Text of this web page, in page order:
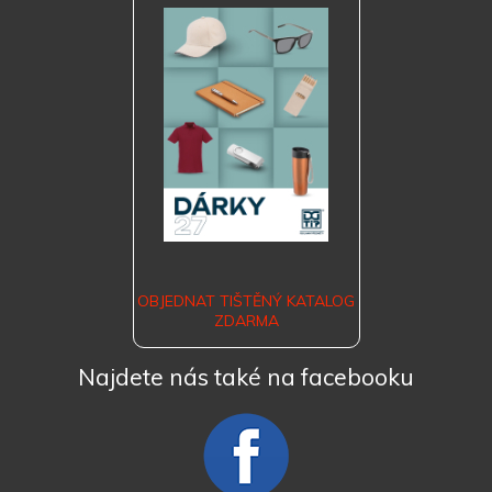
OBJEDNAT TIŠTĚNÝ KATALOG
ZDARMA
Najdete nás také na facebooku